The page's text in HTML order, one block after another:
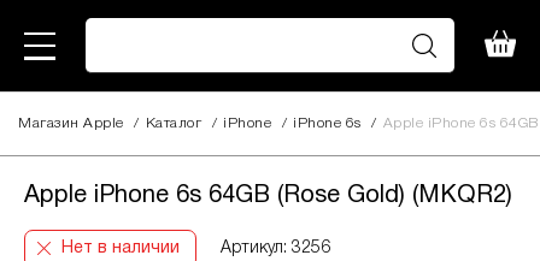
Магазин Apple / Каталог / iPhone / iPhone 6s / Apple iPhone 6s 64GB
Apple iPhone 6s 64GB (Rose Gold) (MKQR2)
Нет в наличии Артикул: 3256